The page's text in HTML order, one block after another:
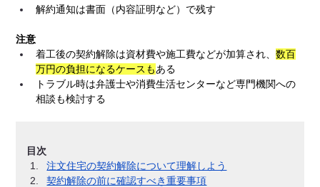
解約通知は書面（内容証明など）で残す
注意
着工後の契約解除は資材費や施工費などが加算され、数百
万円の負担になるケースもある
トラブル時は弁護士や消費生活センターなど専門機関への
相談も検討する
目次
注文住宅の契約解除について理解しよう
契約解除の前に確認すべき重要事項